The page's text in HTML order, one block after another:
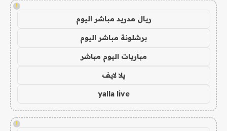
!
ريال مدريد مباشر اليوم
برشلونة مباشر اليوم
مباريات اليوم مباشر
يلا لايف
yalla live
!